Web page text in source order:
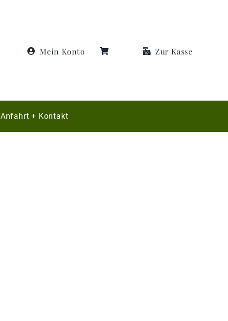
Mein Konto Zur Kasse
Anfahrt + Kontakt